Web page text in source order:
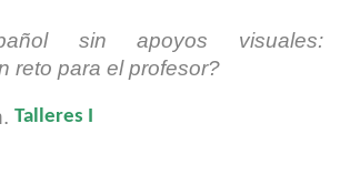
sin apoyos visuales:
reto para elprofesor?
Talleres I